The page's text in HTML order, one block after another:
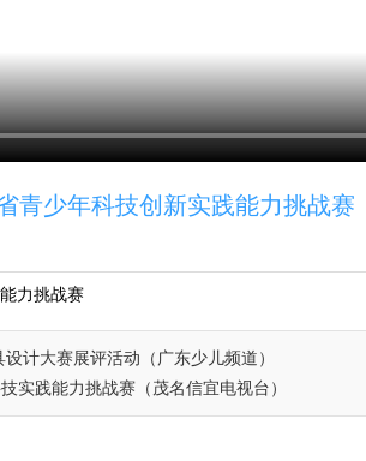
青少年科技创新实践能力挑战赛
力挑战赛
计大赛展评活动（广东少儿频道）
实践能力挑战赛（茂名信宜电视台）